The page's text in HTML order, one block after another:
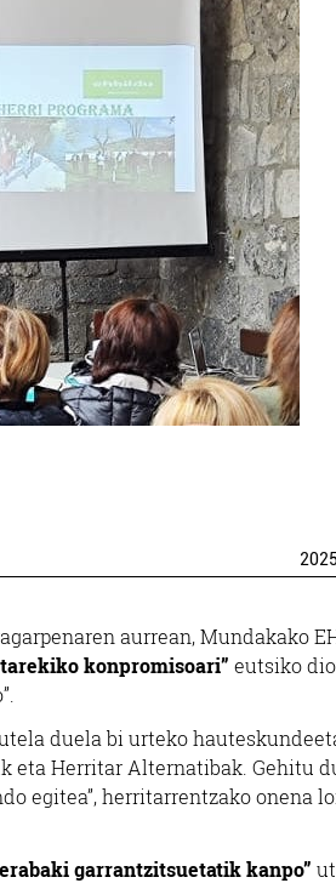
2025
aurrean, Mundakako
konpromisoari” eutsiko
duela bi urteko
eta Herritar Alternatibak. Gehitu
egitea”, herritarrentzako onena
erabaki garrantzitsuetatik kanpo”